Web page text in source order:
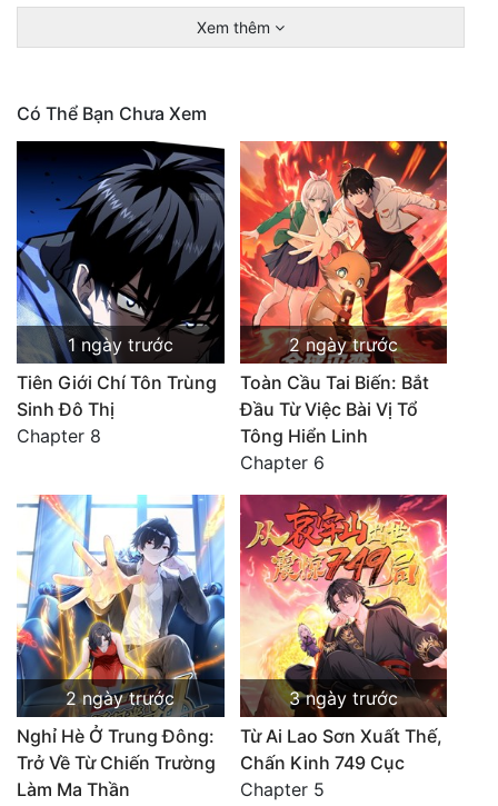
Xem thêm
Có Thể Bạn Chưa Xem
1 ngày trước
Tiên Giới Chí Tôn Trùng
Sinh Đô Thị
Chapter 8
2 ngày trước
Toàn Cầu Tai Biến: Bắt
Đầu Từ Việc Bài Vị Tổ
Tông Hiển Linh
Chapter 6
2 ngày trước
Nghỉ Hè Ở Trung Đông:
Trở Về Từ Chiến Trường
Làm Ma Thần
3 ngày trước
Từ Ai Lao Sơn Xuất Thế,
Chấn Kinh 749 Cục
Chapter 5